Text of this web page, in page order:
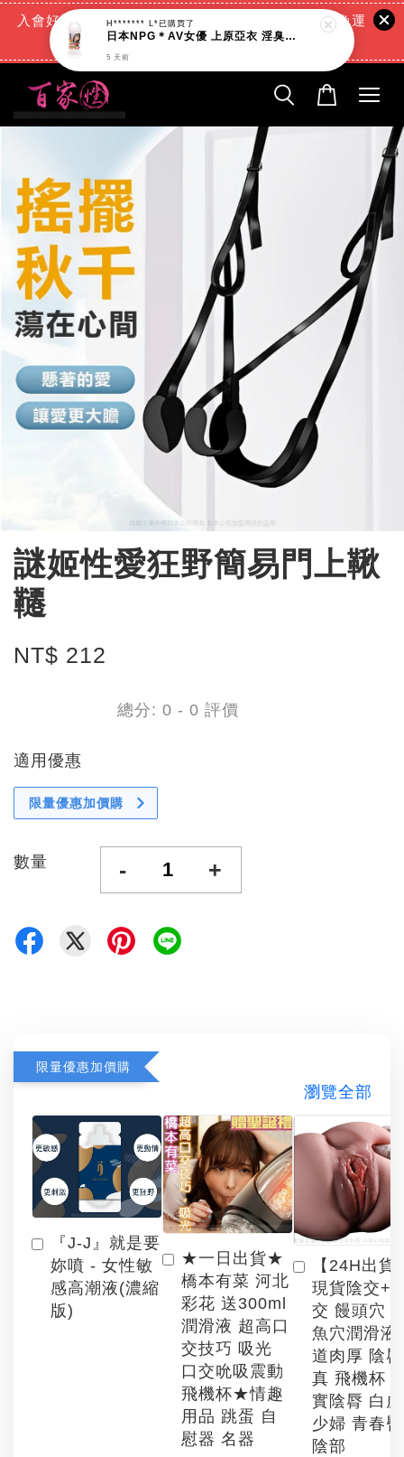
入會好禮:(消費滿888元=現折88元)+(滿666元超商免運
費)+(交易完成再送現金回饋)
謎姬性愛狂野簡易門上鞦
韆
NT$ 212
總分: 0 - 0 評價
適用優惠
限量優惠加價購
數量 - +
限量優惠加價購
瀏覽全部
『J-J』就是要
妳噴 - 女性敏
感高潮液(濃縮
版)
★一日出貨★
橋本有菜 河北
彩花 送300ml
潤滑液 超高口
交技巧 吸光
口交吮吸震動
飛機杯★情趣
用品 跳蛋 自
慰器 名器
【24H出貨
現貨陰交+
交 饅頭穴
魚穴潤滑液
道肉厚 陰
真 飛機杯
實陰脣 白
少婦 青春臀
陰部
H******* L*已購買了
日本NPG＊AV女優 上原亞衣 淫臭潤滑液_200ml
5 天前